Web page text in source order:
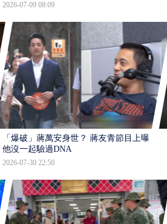
2026-07-09 08:09
「爆破」蔣萬安身世？ 蔣友青節目上曝：
他沒一起驗過DNA
2026-07-30 22:50